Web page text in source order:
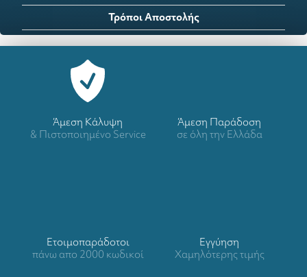
Τρόποι Αποστολής
Άμεση Κάλυψη
& Πιστοποιημένο Service
Άμεση Παράδοση
σε όλη την Ελλάδα
Ετοιμοπαράδοτοι
πάνω απο 2000 κωδικοί
Eγγύηση
Χαμηλότερης τιμής